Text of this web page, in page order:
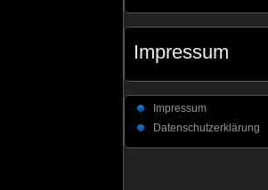
Impressum
Impressum
Datenschutzerklärung